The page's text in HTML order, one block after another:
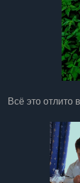
Всё это